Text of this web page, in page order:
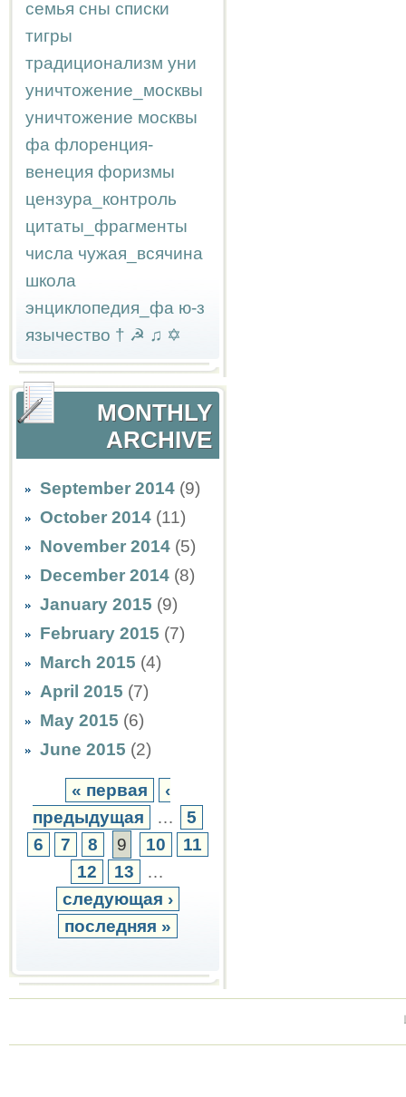
семья сны списки
тигры
традиционализм уни
уничтожение_москвы
уничтожение москвы
фа флоренция-
венеция форизмы
цензура_контроль
цитаты_фрагменты
числа чужая_всячина
школа
энциклопедия_фа ю-з
язычество † ☭ ♫ ✡
MONTHLY
ARCHIVE
September 2014 (9)
October 2014 (11)
November 2014 (5)
December 2014 (8)
January 2015 (9)
February 2015 (7)
March 2015 (4)
April 2015 (7)
May 2015 (6)
June 2015 (2)
« первая
‹
предыдущая
…
5
6
7 8 9 10
11
12
13
…
следующая ›
последняя »